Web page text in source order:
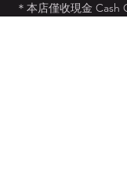
＊本店僅收現金 Cash